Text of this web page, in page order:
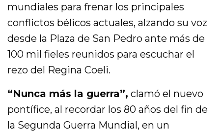
mundiales para frenar los principales
conflictos bélicos actuales, alzando su voz
desde la Plaza de San Pedro ante más de
100 mil fieles reunidos para escuchar el
rezo del Regina Coeli.
“Nunca más la guerra”, clamó el nuevo
pontífice, al recordar los 80 años del fin de
la Segunda Guerra Mundial, en un